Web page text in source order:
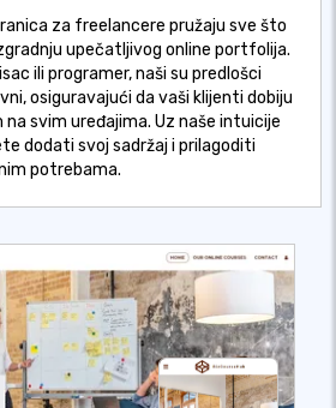
za freelancere pružaju sve što
upečatljivog online portfolija.
ili programer, naši su predlošci
osiguravajući da vaši klijenti dobiju
svim uređajima. Uz naše intuicije
dodati svoj sadržaj i prilagoditi
potrebama.